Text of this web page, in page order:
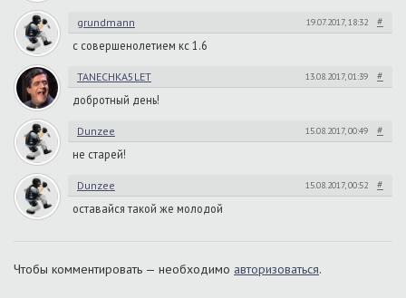
grundmann 19.07.2017, 18:32 #
с совершенолетием кс 1.6
TANECHKA5LET 13.08.2017, 01:39 #
добротный день!
Dunzee 15.08.2017, 00:49 #
не старей!
Dunzee 15.08.2017, 00:52 #
оставайся такой же молодой
Чтобы комментировать — необходимо авторизоваться.